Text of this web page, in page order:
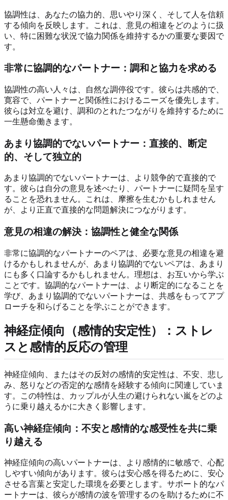
協調性は、あなたの協力的、思いやり深く、そして人を信頼
する傾向を反映します。これは、意見の相違をどのように扱
い、特に困難な状況で協力関係を維持するかの重要な要因で
す。
非常に協調的なパートナー：調和と協力を求める
協調性の高い人々は、自然な調停役です。彼らは共感的で、
寛容で、パートナーと関係性におけるニーズを優先します。
彼らは対立を避け、調和のとれたつながりを維持するために
一生懸命働きます。
あまり協調的でないパートナー：直接的、断定
的、そして独立的
あまり協調的でないパートナーは、より競争的で直接的で
す。彼らは自分の意見を述べたり、パートナーに疑問を呈す
ることを恐れません。これは、摩擦を生むかもしれません
が、より正直で直接的な問題解決につながります。
意見の相違の解決：協調性と健全な関係
非常に協調的なパートナーのペアは、必要な意見の相違を避
けるかもしれませんが、あまり協調的でないペアは、あまり
にも多く口論するかもしれません。理想は、お互いから学ぶ
ことです。協調的なパートナーは、より断定的になることを
学び、あまり協調的でないパートナーは、共感をもってアプ
ローチを和らげることを学ぶことができます。
神経症傾向（感情的安定性）：ストレ
スと感情的反応の管理
神経症傾向、またはその反対の感情的安定性は、不安、悲し
み、怒りなどの否定的な感情を経験する傾向に関連していま
す。この特性は、カップルが人生の避けられない嵐をどのよ
うに乗り越えるかに大きく影響します。
高い神経症傾向：不安と感情的な感受性を共に乗
り越える
神経症傾向の高いパートナーは、より感情的に敏感で、心配
しやすい傾向があります。彼らは安心感を得るために、安心
させる言葉と安定した環境を必要とします。サポート的なパ
ートナーは、彼らが感情の波を管理するのを助けるために不